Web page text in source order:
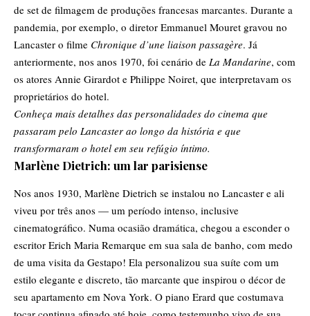
de set de filmagem de produções francesas marcantes. Durante a
pandemia, por exemplo, o diretor Emmanuel Mouret gravou no
Lancaster o filme Chronique d’une liaison passagère. Já
anteriormente, nos anos 1970, foi cenário de La Mandarine, com
os atores Annie Girardot e Philippe Noiret, que interpretavam os
proprietários do hotel.
Conheça mais detalhes das personalidades do cinema que
passaram pelo Lancaster ao longo da história e que
transformaram o hotel em seu refúgio íntimo.
Marlène Dietrich: um lar parisiense
Nos anos 1930, Marlène Dietrich se instalou no Lancaster e ali
viveu por três anos — um período intenso, inclusive
cinematográfico. Numa ocasião dramática, chegou a esconder o
escritor Erich Maria Remarque em sua sala de banho, com medo
de uma visita da Gestapo! Ela personalizou sua suíte com um
estilo elegante e discreto, tão marcante que inspirou o décor de
seu apartamento em Nova York. O piano Erard que costumava